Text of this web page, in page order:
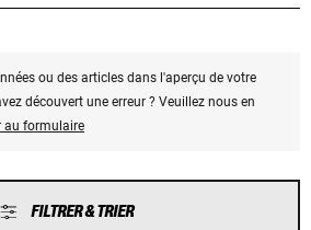
ou des articles dans l'aperçu de votre
découvert une erreur ? Veuillez nous en
au formulaire
FILTRER & TRIER